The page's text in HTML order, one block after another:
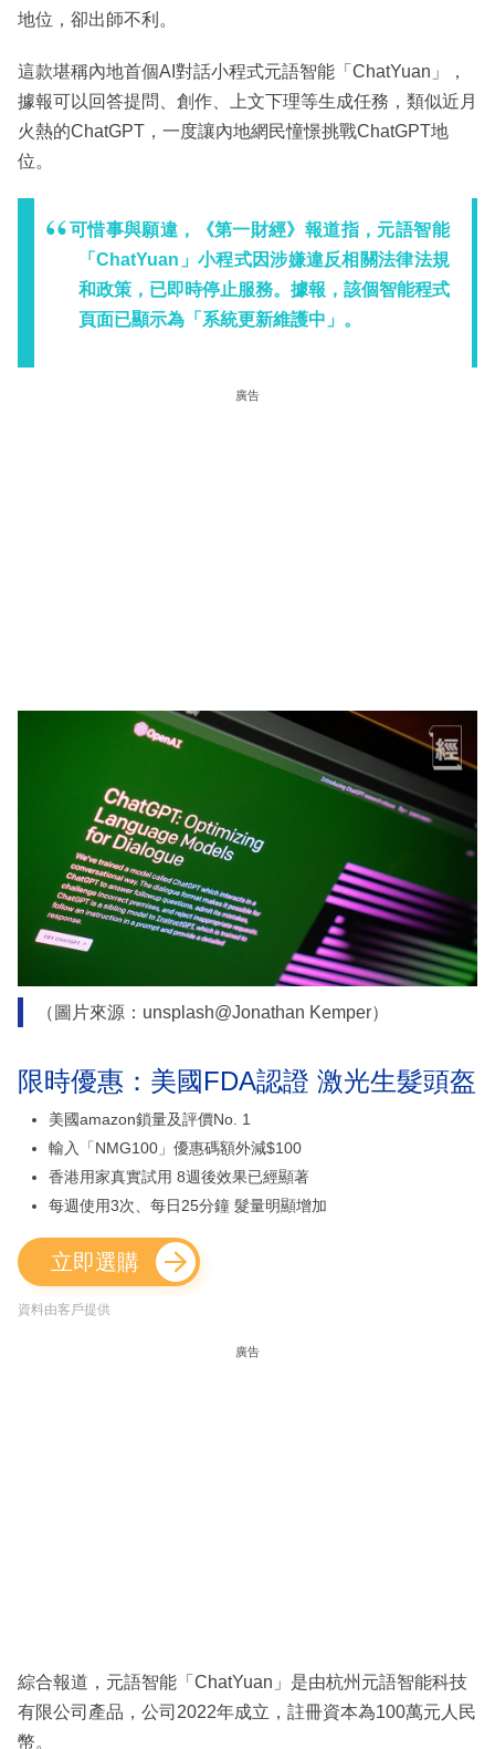
地位，卻出師不利。
這款堪稱內地首個AI對話小程式元語智能「ChatYuan」，
據報可以回答提問、創作、上文下理等生成任務，類似近月
火熱的ChatGPT，一度讓內地網民憧憬挑戰ChatGPT地
位。
可惜事與願違，《第一財經》報道指，元語智能
「ChatYuan」小程式因涉嫌違反相關法律法規
和政策，已即時停止服務。據報，該個智能程式
頁面已顯示為「系統更新維護中」。
廣告
（圖片來源：unsplash@Jonathan Kemper）
限時優惠：美國FDA認證 激光生髮頭盔
美國amazon鎖量及評價No. 1
輸入「NMG100」優惠碼額外減$100
香港用家真實試用 8週後效果已經顯著
每週使用3次、每日25分鐘 髮量明顯增加
立即選購
資料由客戶提供
廣告
綜合報道，元語智能「ChatYuan」是由杭州元語智能科技
有限公司產品，公司2022年成立，註冊資本為100萬元人民
幣。